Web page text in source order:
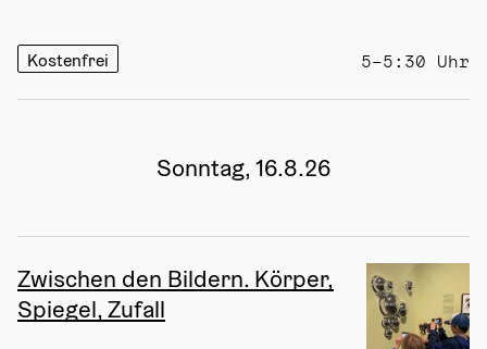
Kostenfrei 5–5:30 Uhr
Sonntag, 16.8.26
Zwischen den Bildern. Körper,
Spiegel, Zufall